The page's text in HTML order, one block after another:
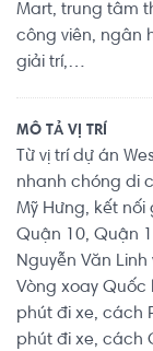
Mart, trung tâm
công viên, ngân
giải trí,…
MÔ TẢ VỊ TRÍ
Từ vị trí dự án
nhanh chóng di
Mỹ Hưng, kết
Quận 10, Quận
Nguyễn Văn
Vòng xoay Quốc
phút đi xe, cách
phút đi xe, cách